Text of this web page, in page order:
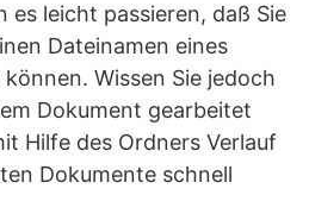
es leicht passieren, daß Sie
Dateinamen eines
Wissen Sie jedoch
Dokument gearbeitet
Hilfe des Ordners Verlauf
Dokumente schnell